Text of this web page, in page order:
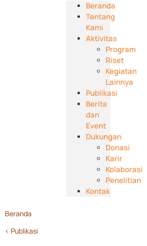
Beranda
Tentang
Kami
Aktivitas
Program
Riset
Kegiatan
Lainnya
Publikasi
Berita
dan
Event
Dukungan
Donasi
Karir
Kolaborasi
Penelitian
Kontak
Beranda
< Publikasi